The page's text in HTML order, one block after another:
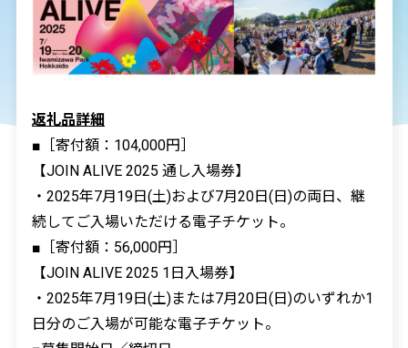
返礼品詳細
■［寄付額：104,000円］
【JOIN ALIVE 2025 通し入場券】
・2025年7月19日(土)および7月20日(日)の両日、継
続してご入場いただける電子チケット。
■［寄付額：56,000円］
【JOIN ALIVE 2025 1日入場券】
・2025年7月19日(土)または7月20日(日)のいずれか1
日分のご入場が可能な電子チケット。